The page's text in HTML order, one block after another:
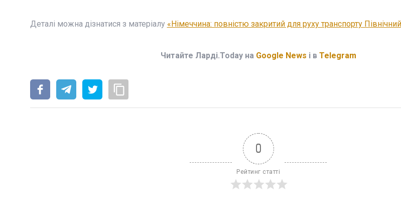
Деталі можна дізнатися з матеріалу «Німеччина: повністю закритий для руху транспорту
Читайте Ларді.Today на Google News і в Telegram
0
Рейтинг статті